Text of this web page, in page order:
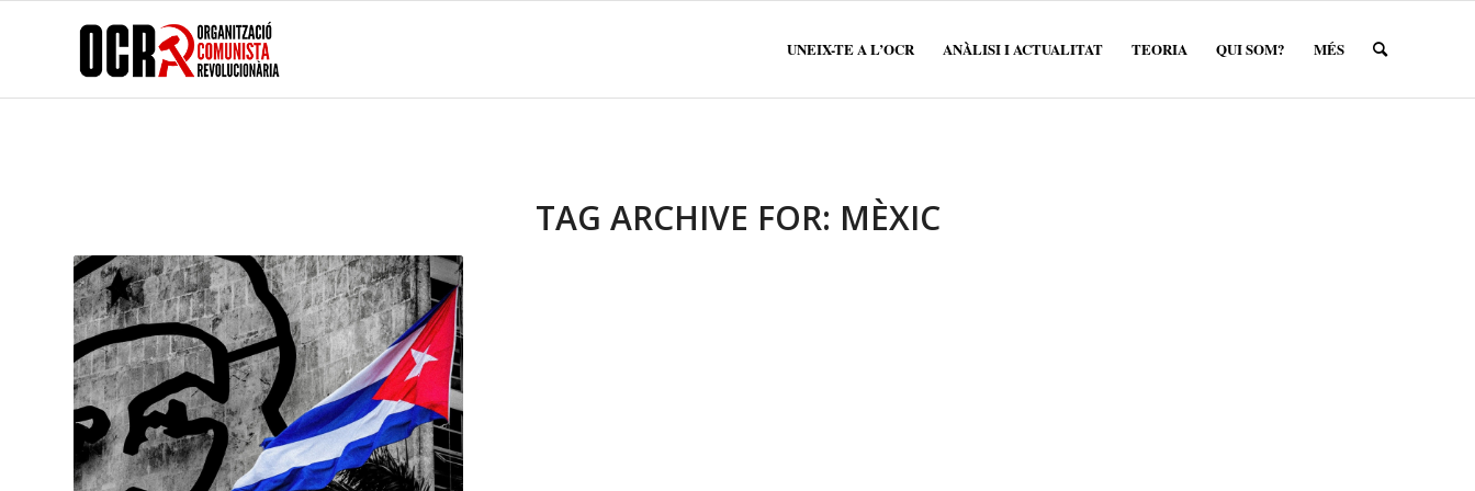
UNEIX-TE A L’OCR ANÀLISI I ACTUALITAT TEORIA QUI SOM? MÉS
TAG ARCHIVE FOR: MÈXIC